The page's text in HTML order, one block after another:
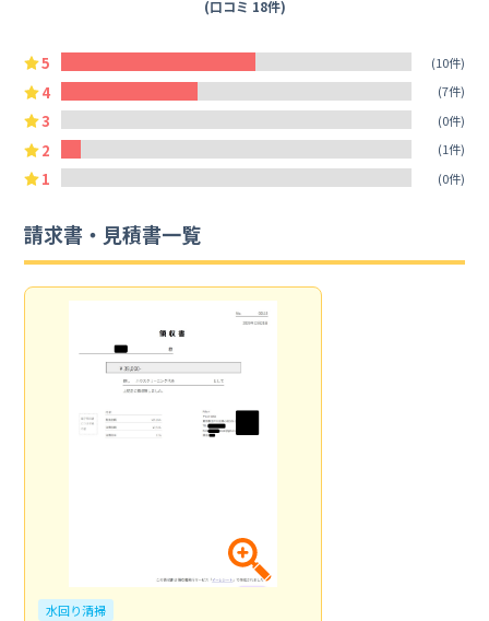
(口コミ 18件)
5 (10件)
4 (7件)
3 (0件)
2 (1件)
1 (0件)
請求書・見積書一覧
水回り清掃